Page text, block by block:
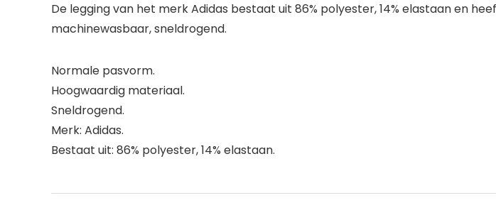
De legging van het merk Adidas bestaat uit 86% polyester, 14% elastaan en
machinewasbaar, sneldrogend.
Normale pasvorm.
Hoogwaardig materiaal.
Sneldrogend.
Merk: Adidas.
Bestaat uit: 86% polyester, 14% elastaan.